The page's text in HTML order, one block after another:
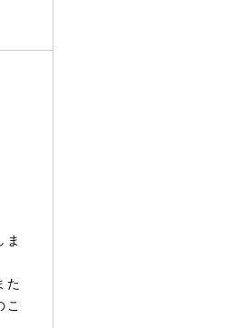
ま
た
こ